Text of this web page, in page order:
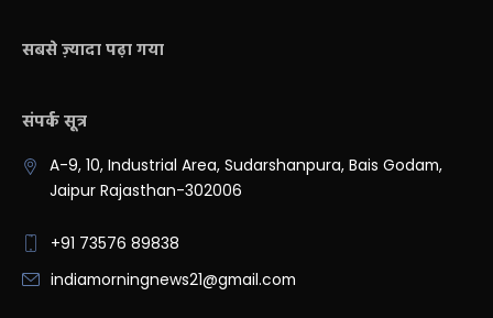
सबसे ज़्यादा पढ़ा गया
संपर्क सूत्र
A-9, 10, Industrial Area, Sudarshanpura, Bais Godam,
Jaipur Rajasthan-302006
+91 73576 89838
indiamorningnews21@gmail.com